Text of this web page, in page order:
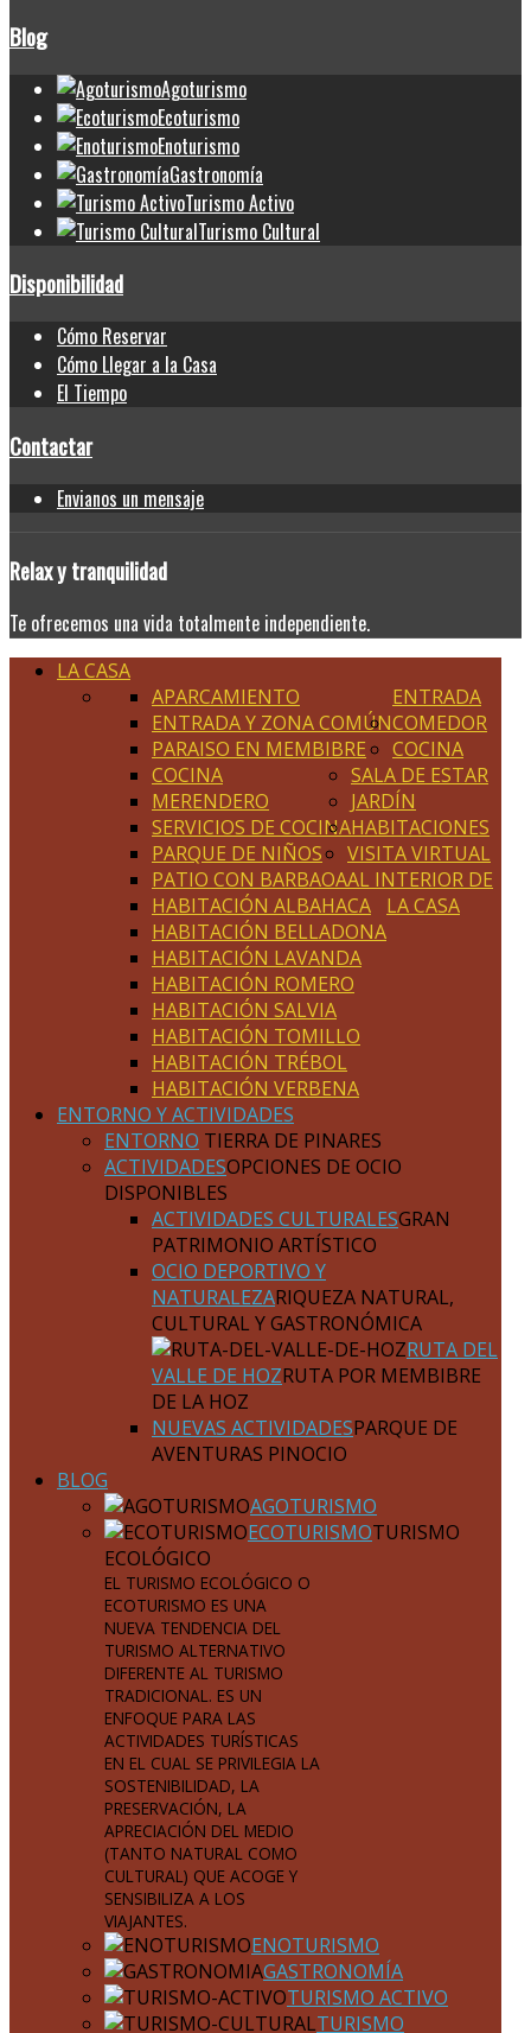
Blog
Agoturismo
Ecoturismo
Enoturismo
Gastronomía
Turismo Activo
Turismo Cultural
Disponibilidad
Cómo Reservar
Cómo Llegar a la Casa
El Tiempo
Contactar
Envianos un mensaje
Relaxy tranquilidad
Te ofrecemos una vida totalmente independiente.
LA CASA
ENTRADA
APARCAMIENTO
ENTRADA Y ZONA COMÚN
PARAISO EN MEMBIBRE
COMEDOR
COCINA
COCINA
MERENDERO
SERVICIOS DE COCINA
SALA DE ESTAR
JARDÍN
PARQUE DE NIÑOS
PATIO CON BARBAOA
HABITACIONES
HABITACIÓN ALBAHACA
HABITACIÓN BELLADONA
HABITACIÓN LAVANDA
HABITACIÓN ROMERO
HABITACIÓN SALVIA
HABITACIÓN TOMILLO
HABITACIÓN TRÉBOL
HABITACIÓN VERBENA
VISITA VIRTUAL
AL INTERIOR DE
LA CASA
ENTORNO Y ACTIVIDADES
ENTORNO TIERRA DE PINARES
ACTIVIDADESOPCIONES DE OCIO
DISPONIBLES
ACTIVIDADES CULTURALESGRAN
PATRIMONIO ARTÍSTICO
OCIO DEPORTIVO Y
NATURALEZARIQUEZA NATURAL,
CULTURAL Y GASTRONÓMICA
RUTA DEL
VALLE DE HOZRUTA POR MEMBIBRE
DE LA HOZ
NUEVAS ACTIVIDADESPARQUE DE
AVENTURAS PINOCIO
BLOG
AGOTURISMO
ECOTURISMOTURISMO
ECOLÓGICO
EL TURISMO ECOLÓGICO O
ECOTURISMO ES UNA
NUEVA TENDENCIA DEL
TURISMO ALTERNATIVO
DIFERENTE AL TURISMO
TRADICIONAL. ES UN
ENFOQUE PARA LAS
ACTIVIDADES TURÍSTICAS
EN EL CUAL SE PRIVILEGIA LA
SOSTENIBILIDAD, LA
PRESERVACIÓN, LA
APRECIACIÓN DEL MEDIO
(TANTO NATURAL COMO
CULTURAL) QUE ACOGE Y
SENSIBILIZA A LOS
VIAJANTES.
ENOTURISMO
GASTRONOMÍA
TURISMO ACTIVO
TURISMO